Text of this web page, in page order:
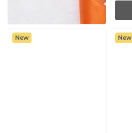
New New